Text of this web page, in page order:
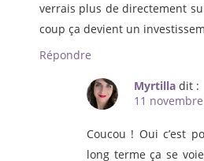
verrais plus de directement
coup ça devient un
Répondre
Myrtilla dit :
11
Coucou ! Oui c’est
long terme ça se